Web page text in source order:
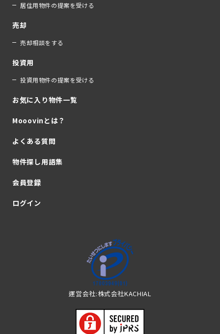
居住用物件の提案を受ける
売却
売却相談をする
投資用
投資用物件の提案を受ける
お気に入り物件一覧
Mooovinとは？
よくある質問
物件探し用語集
会員登録
ログイン
運営会社:株式会社KACHIAL